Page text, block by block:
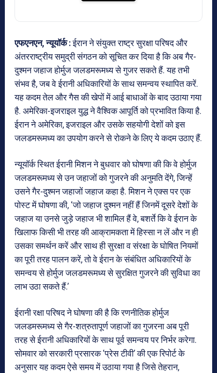
एफएनएन, न्यूयॉर्क :ईरान ने संयुक्त राष्ट्र सुरक्षा परिषद और
अंतरराष्ट्रीय समुद्री संगठन को सूचित कर दिया है कि अब गैर-
दुश्मन जहाज होर्मुज जलडमरूमध्य से गुजर सकते हैं. यह तभी
संभव है, जब वे ईरानी अधिकारियों के साथ समन्वय स्थापित करें.
यह कदम तेल और गैस की खेपों में आई बाधाओं के बाद उठाया गया
है. अमेरिका-इजराइल युद्ध ने वैश्विक आपूर्ति को प्रभावित किया है.
ईरान ने अमेरिका, इजराइल और उसके सहयोगी देशों को इस
जलडमरूमध्य का उपयोग करने से रोकने के लिए ये कदम उठाए हैं.
न्यूयॉर्क स्थित ईरानी मिशन ने बुधवार को घोषणा की कि वे होर्मुज
जलडमरूमध्य से उन जहाजों को गुजरने की अनुमति देंगे, जिन्हें
उसने गैर-दुश्मन जहाजों जहाज कहा है. मिशन ने एक्स पर एक
पोस्ट में घोषणा की, ‘जो जहाज दुश्मन नहीं हैं जिनमें दूसरे देशों के
जहाज या उनसे जुड़े जहाज भी शामिल हैं वे, बशर्ते कि वे ईरान के
खिलाफ किसी भी तरह की आक्रामकता में हिस्सा न लें और न ही
उसका समर्थन करें और साथ ही सुरक्षा व संरक्षा के घोषित नियमों
का पूरी तरह पालन करें, तो वे ईरान के संबंधित अधिकारियों के
समन्वय से होर्मुज जलडमरूमध्य से सुरक्षित गुजरने की सुविधा का
लाभ उठा सकते हैं.’
ईरानी रक्षा परिषद ने घोषणा की है कि रणनीतिक होर्मुज
जलडमरूमध्य से गैर-शत्रुतापूर्ण जहाजों का गुजरना अब पूरी
तरह से ईरानी अधिकारियों के साथ पूर्व समन्वय पर निर्भर करेगा.
सोमवार को सरकारी प्रसारक ‘प्रेस टीवी’ की एक रिपोर्ट के
अनुसार यह कदम ऐसे समय में उठाया गया है जिसे तेहरान,